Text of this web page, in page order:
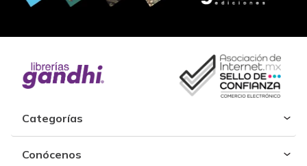
Categorías
Conócenos